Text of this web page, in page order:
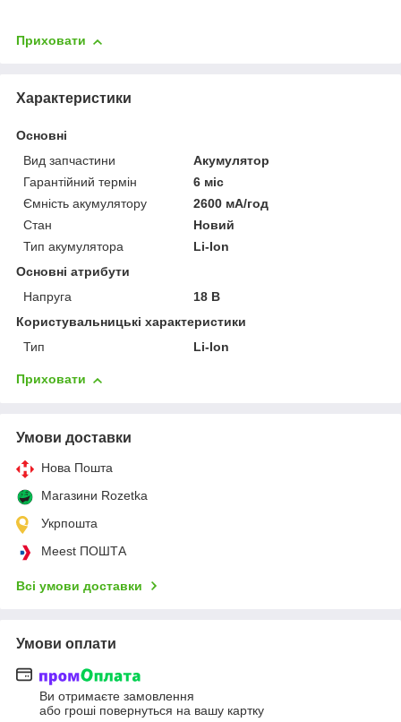
Приховати
Характеристики
Основні
Вид запчастини
Акумулятор
Гарантійний термін
6 міс
Ємність акумулятору
2600 мА/год
Стан
Новий
Тип акумулятора
Li-Ion
Основні атрибути
Напруга
18 В
Користувальницькі характеристики
Тип
Li-Ion
Приховати
Умови доставки
Нова Пошта
Магазини Rozetka
Укрпошта
Meest ПОШТА
Всі умови доставки
Умови оплати
Ви отримаєте замовлення
або гроші повернуться на вашу картку